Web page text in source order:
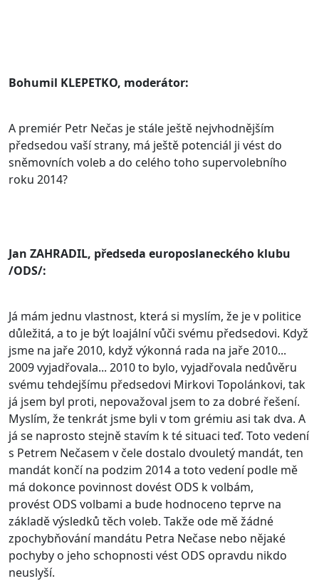
Bohumil KLEPETKO, moderátor:
A premiér Petr Nečas je stále ještě nejvhodnějším
předsedou vaší strany, má ještě potenciál ji vést do
sněmovních voleb a do celého toho supervolebního
roku 2014?
Jan ZAHRADIL, předseda europoslaneckého klubu
/ODS/:
Já mám jednu vlastnost, která si myslím, že je v politice
důležitá, a to je být loajální vůči svému předsedovi. Když
jsme na jaře 2010, když výkonná rada na jaře 2010...
2009 vyjadřovala... 2010 to bylo, vyjadřovala nedůvěru
svému tehdejšímu předsedovi Mirkovi Topolánkovi, tak
já jsem byl proti, nepovažoval jsem to za dobré řešení.
Myslím, že tenkrát jsme byli v tom grémiu asi tak dva. A
já se naprosto stejně stavím k té situaci teď. Toto vedení
s Petrem Nečasem v čele dostalo dvouletý mandát, ten
mandát končí na podzim 2014 a toto vedení podle mě
má dokonce povinnost dovést ODS k volbám,
provést ODS volbami a bude hodnoceno teprve na
základě výsledků těch voleb. Takže ode mě žádné
zpochybňování mandátu Petra Nečase nebo nějaké
pochyby o jeho schopnosti vést ODS opravdu nikdo
neuslyší.